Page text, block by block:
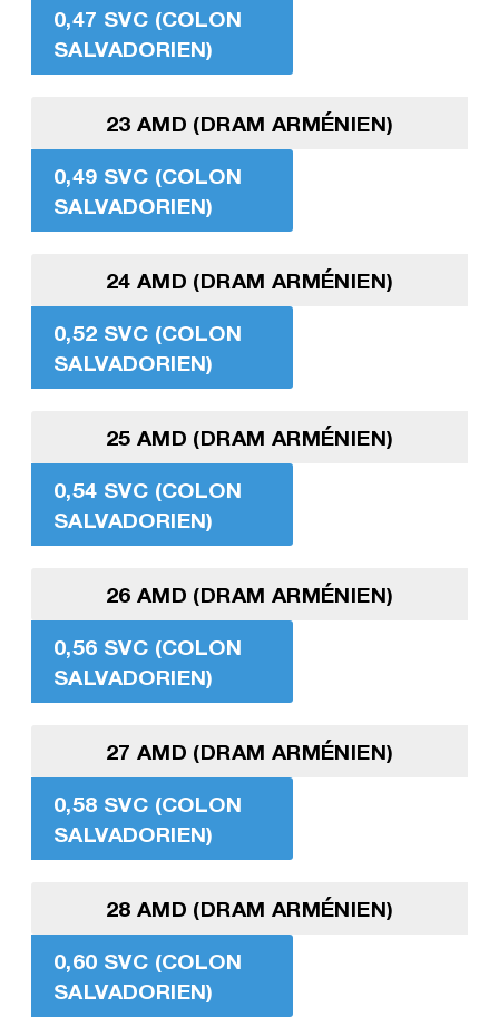
0,47 SVC (COLON
SALVADORIEN)
23 AMD (DRAM ARMÉNIEN)
0,49 SVC (COLON
SALVADORIEN)
24 AMD (DRAM ARMÉNIEN)
0,52 SVC (COLON
SALVADORIEN)
25 AMD (DRAM ARMÉNIEN)
0,54 SVC (COLON
SALVADORIEN)
26 AMD (DRAM ARMÉNIEN)
0,56 SVC (COLON
SALVADORIEN)
27 AMD (DRAM ARMÉNIEN)
0,58 SVC (COLON
SALVADORIEN)
28 AMD (DRAM ARMÉNIEN)
0,60 SVC (COLON
SALVADORIEN)